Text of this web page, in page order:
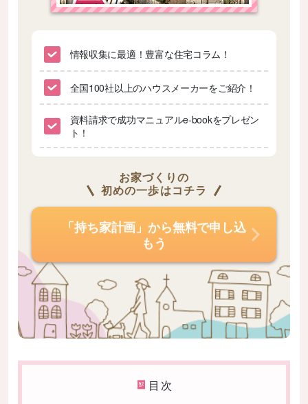
情報収集に最適！豊富な住宅コラム！
全国100社以上のハウスメーカーをご紹介！
資料請求で成功マニュアルe-bookをプレゼン
ト！
お家づくりの
初めの一歩はコチラ
「持ち家計画」から無料で申し込
もう
目次